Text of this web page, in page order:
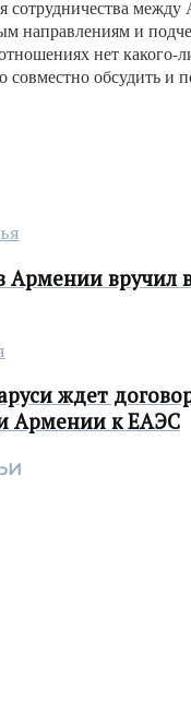
сотрудничества
направлениям и
нет какого-
обсудить и
Армении вручил
ждет
Армении к ЕАЭС